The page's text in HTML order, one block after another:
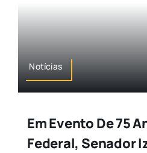
Notícias
Em Evento De 75
Federal, Senador